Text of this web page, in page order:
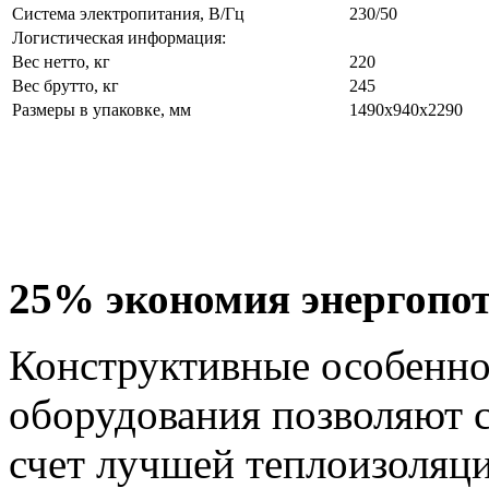
Система электропитания, В/Гц
230/50
Логистическая информация:
Вес нетто, кг
220
Вес брутто, кг
245
Размеры в упаковке, мм
1490х940х2290
25% экономия
Конструктивные
оборудования позволяют
счет лучшей